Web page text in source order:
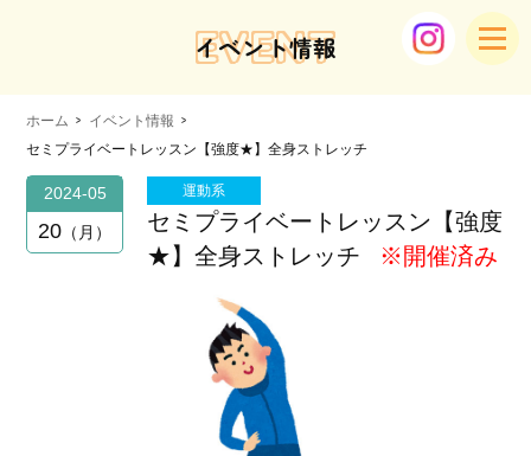
EVENT
イベント情報
ホーム
イベント情報
セミプライベートレッスン【強度★】全身ストレッチ
2024-05
20 月
運動系
セミプライベートレッスン【強度
★】全身ストレッチ
※開催済み